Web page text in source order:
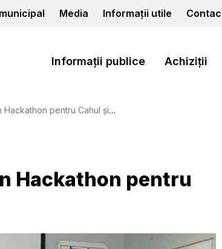
Media Informații utile
Informații publice Achiziții
pentru Cahul și-au primit premiile.
Hackathon pentru